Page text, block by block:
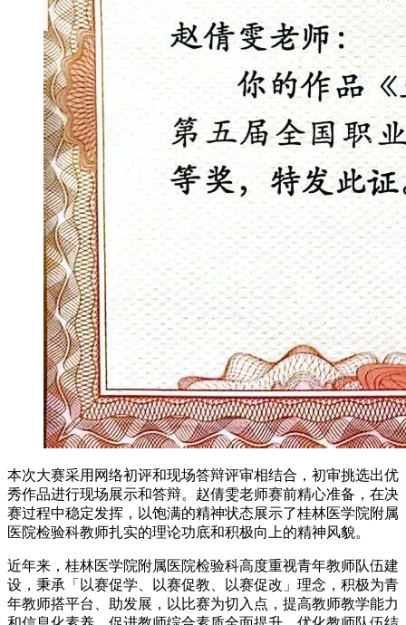
本次大赛采用网络初评和现场答辩评审相结合，初审挑选出优
秀作品进行现场展示和答辩。赵倩雯老师赛前精心准备，在决
赛过程中稳定发挥，以饱满的精神状态展示了桂林医学院附属
医院检验科教师扎实的理论功底和积极向上的精神风貌。
近年来，桂林医学院附属医院检验科高度重视青年教师队伍建
设，秉承「以赛促学、以赛促教、以赛促改」理念，积极为青
年教师搭平台、助发展，以比赛为切入点，提高教师教学能力